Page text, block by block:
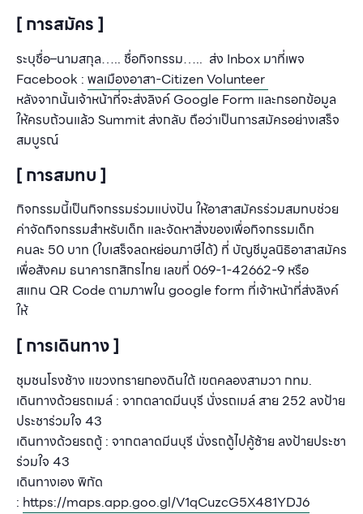
[ การสมัคร ]
ระบุชื่อ–นามสกุล….. ชื่อกิจกรรม….. ส่ง Inbox มาที่เพจ
Facebook : พลเมืองอาสา-Citizen Volunteer
หลังจากนั้นเจ้าหน้าที่จะส่งลิงค์ Google Form และกรอกข้อมูล
ให้ครบถ้วนแล้ว Summit ส่งกลับ ถือว่าเป็นการสมัครอย่างเสร็จ
สมบูรณ์
[ การสมทบ ]
กิจกรรมนี้เป็นกิจกรรมร่วมแบ่งปัน ให้อาสาสมัครร่วมสมทบช่วย
ค่าจัดกิจกรรมสำหรับเด็ก และจัดหาสิ่งของเพื่อกิจกรรมเด็ก
คนละ 50 บาท (ใบเสร็จลดหย่อนภาษีได้) ที่ บัญชีมูลนิธิอาสาสมัคร
เพื่อสังคม ธนาคารกสิกรไทย เลขที่ 069-1-42662-9 หรือ
สแกน QR Code ตามภาพใน google form ที่เจ้าหน้าที่ส่งลิงค์
ให้
[ การเดินทาง ]
ชุมชนโรงช้าง แขวงทรายกองดินใต้ เขตคลองสามวา กทม.
เดินทางด้วยรถเมล์ : จากตลาดมีนบุรี นั่งรถเมล์ สาย 252 ลงป้าย
ประชาร่วมใจ 43
เดินทางด้วยรถตู้ : จากตลาดมีนบุรี นั่งรถตู้ไปคู้ซ้าย ลงป้ายประชา
ร่วมใจ 43
เดินทางเอง พิกัด
: https://maps.app.goo.gl/V1qCuzcG5X481YDJ6